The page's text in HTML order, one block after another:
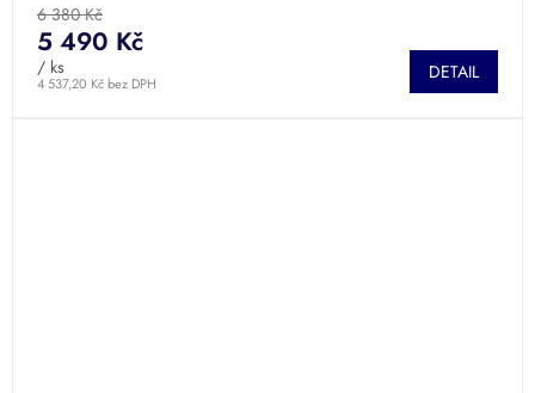
6 380 Kč
4 537,20 Kč bez DPH
5 490 Kč
/ ks DETAIL